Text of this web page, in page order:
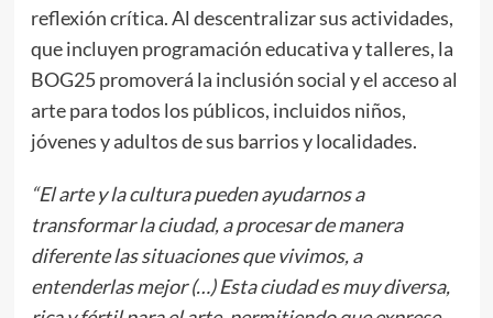
reflexión crítica. Al descentralizar sus actividades,
que incluyen programación educativa y talleres, la
BOG25 promoverá la inclusión social y el acceso al
arte para todos los públicos, incluidos niños,
jóvenes y adultos de sus barrios y localidades.
“El arte y la cultura pueden ayudarnos a
transformar la ciudad, a procesar de manera
diferente las situaciones que vivimos, a
entenderlas mejor (…) Esta ciudad es muy diversa,